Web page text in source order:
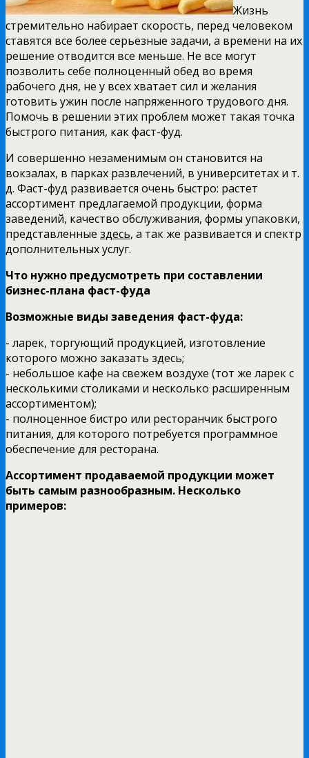
Жизнь
стремительно набирает скорость, перед человеком
ставятся все более серьезные задачи, а времени на их
решение отводится все меньше. Не все могут
позволить себе полноценный обед во время
рабочего дня, не у всех хватает сил и желания
готовить ужин после напряженного трудового дня.
Помочь в решении этих проблем может такая точка
быстрого питания, как фаст-фуд.
И совершенно незаменимым он становится на
вокзалах, в парках развлечений, в университетах и т.
д. Фаст-фуд развивается очень быстро: растет
ассортимент предлагаемой продукции, форма
заведений, качество обслуживания, формы упаковки,
представленные здесь, а так же развивается и спектр
дополнительных услуг.
Что нужно предусмотреть при составлении
бизнес-плана фаст-фуда
Возможные виды заведения фаст-фуда:
- ларек, торгующий продукцией, изготовление
которого можно заказать здесь;
- небольшое кафе на свежем воздухе (тот же ларек с
несколькими столиками и несколько расширенным
ассортиментом);
- полноценное бистро или ресторанчик быстрого
питания, для которого потребуется программное
обеспечение для ресторана.
Ассортимент продаваемой продукции может
быть самым разнообразным. Несколько
примеров: